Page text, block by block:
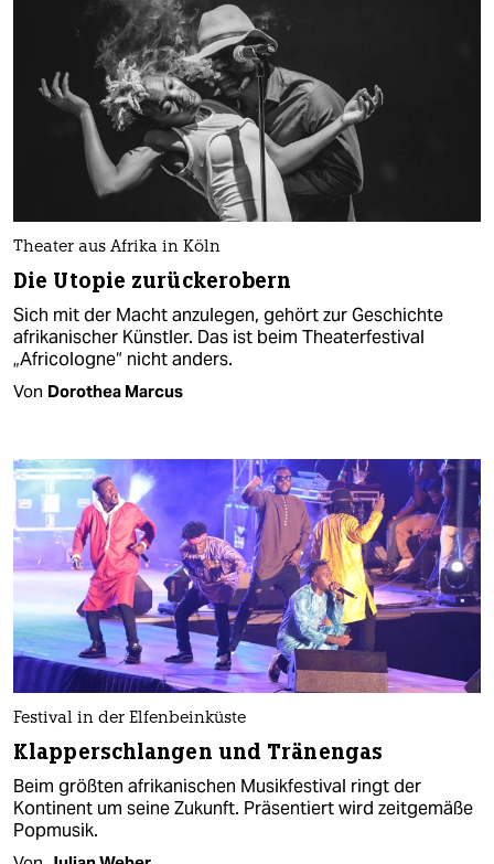
Theater aus Afrika in Köln
Die Utopie zurückerobern
Sich mit der Macht anzulegen, gehört zur Geschichte
afrikanischer Künstler. Das ist beim Theaterfestival
„Africologne“ nicht anders.
Von Dorothea Marcus
Festival in der Elfenbeinküste
Klapperschlangen und Tränengas
Beim größten afrikanischen Musikfestival ringt der
Kontinent um seine Zukunft. Präsentiert wird zeitgemäße
Popmusik.